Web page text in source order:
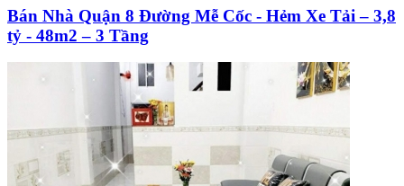
Bán Nhà Quận 8 Đường Mễ Cốc - Hẻm Xe Tải – 3,8
tỷ - 48m2 – 3 Tầng